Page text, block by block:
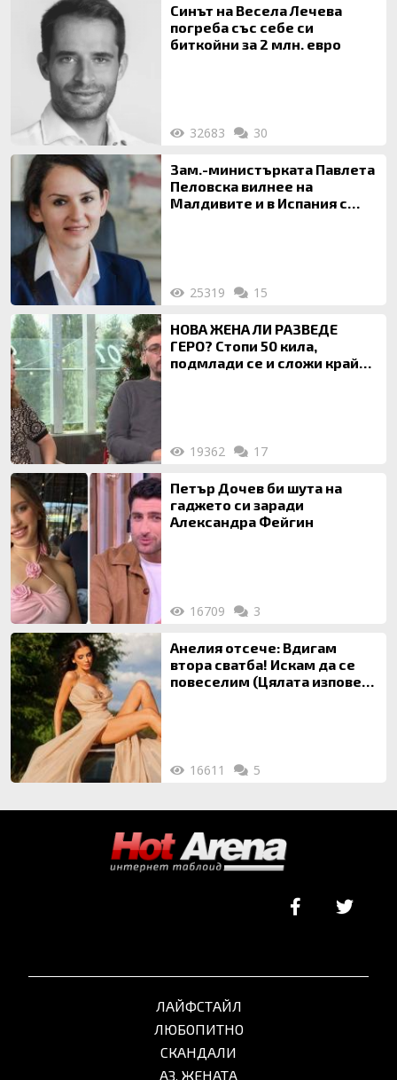
Синът на Весела Лечева
погреба със себе си
биткойни за 2 млн. евро
32683 30
Зам.-министърката Павлета
Пеловска вилнее на
Малдивите и в Испания с
25319 15
НОВА ЖЕНА ЛИ РАЗВЕДЕ
ГЕРО? Стопи 50 кила,
подмлади се и сложи край
19362 17
Петър Дочев би шута на
гаджето си заради
Александра Фейгин
16709 3
Анелия отсече: Вдигам
втора сватба! Искам да се
повеселим (Цялата изповед
16611 5
ЛАЙФСТАЙЛ
ЛЮБОПИТНО
СКАНДАЛИ
АЗ, ЖЕНАТА